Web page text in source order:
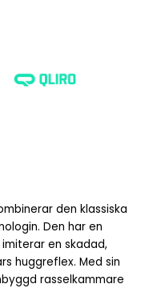
den klassiska
Den har en
en skadad,
huggreflex. Med sin
rasselkammare